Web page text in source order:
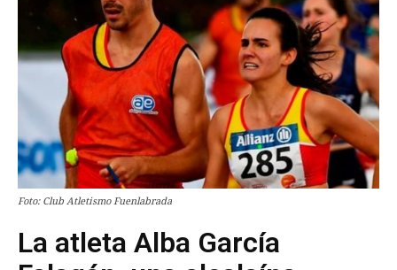
Foto: Club Atletismo Fuenlabrada
La atleta Alba García